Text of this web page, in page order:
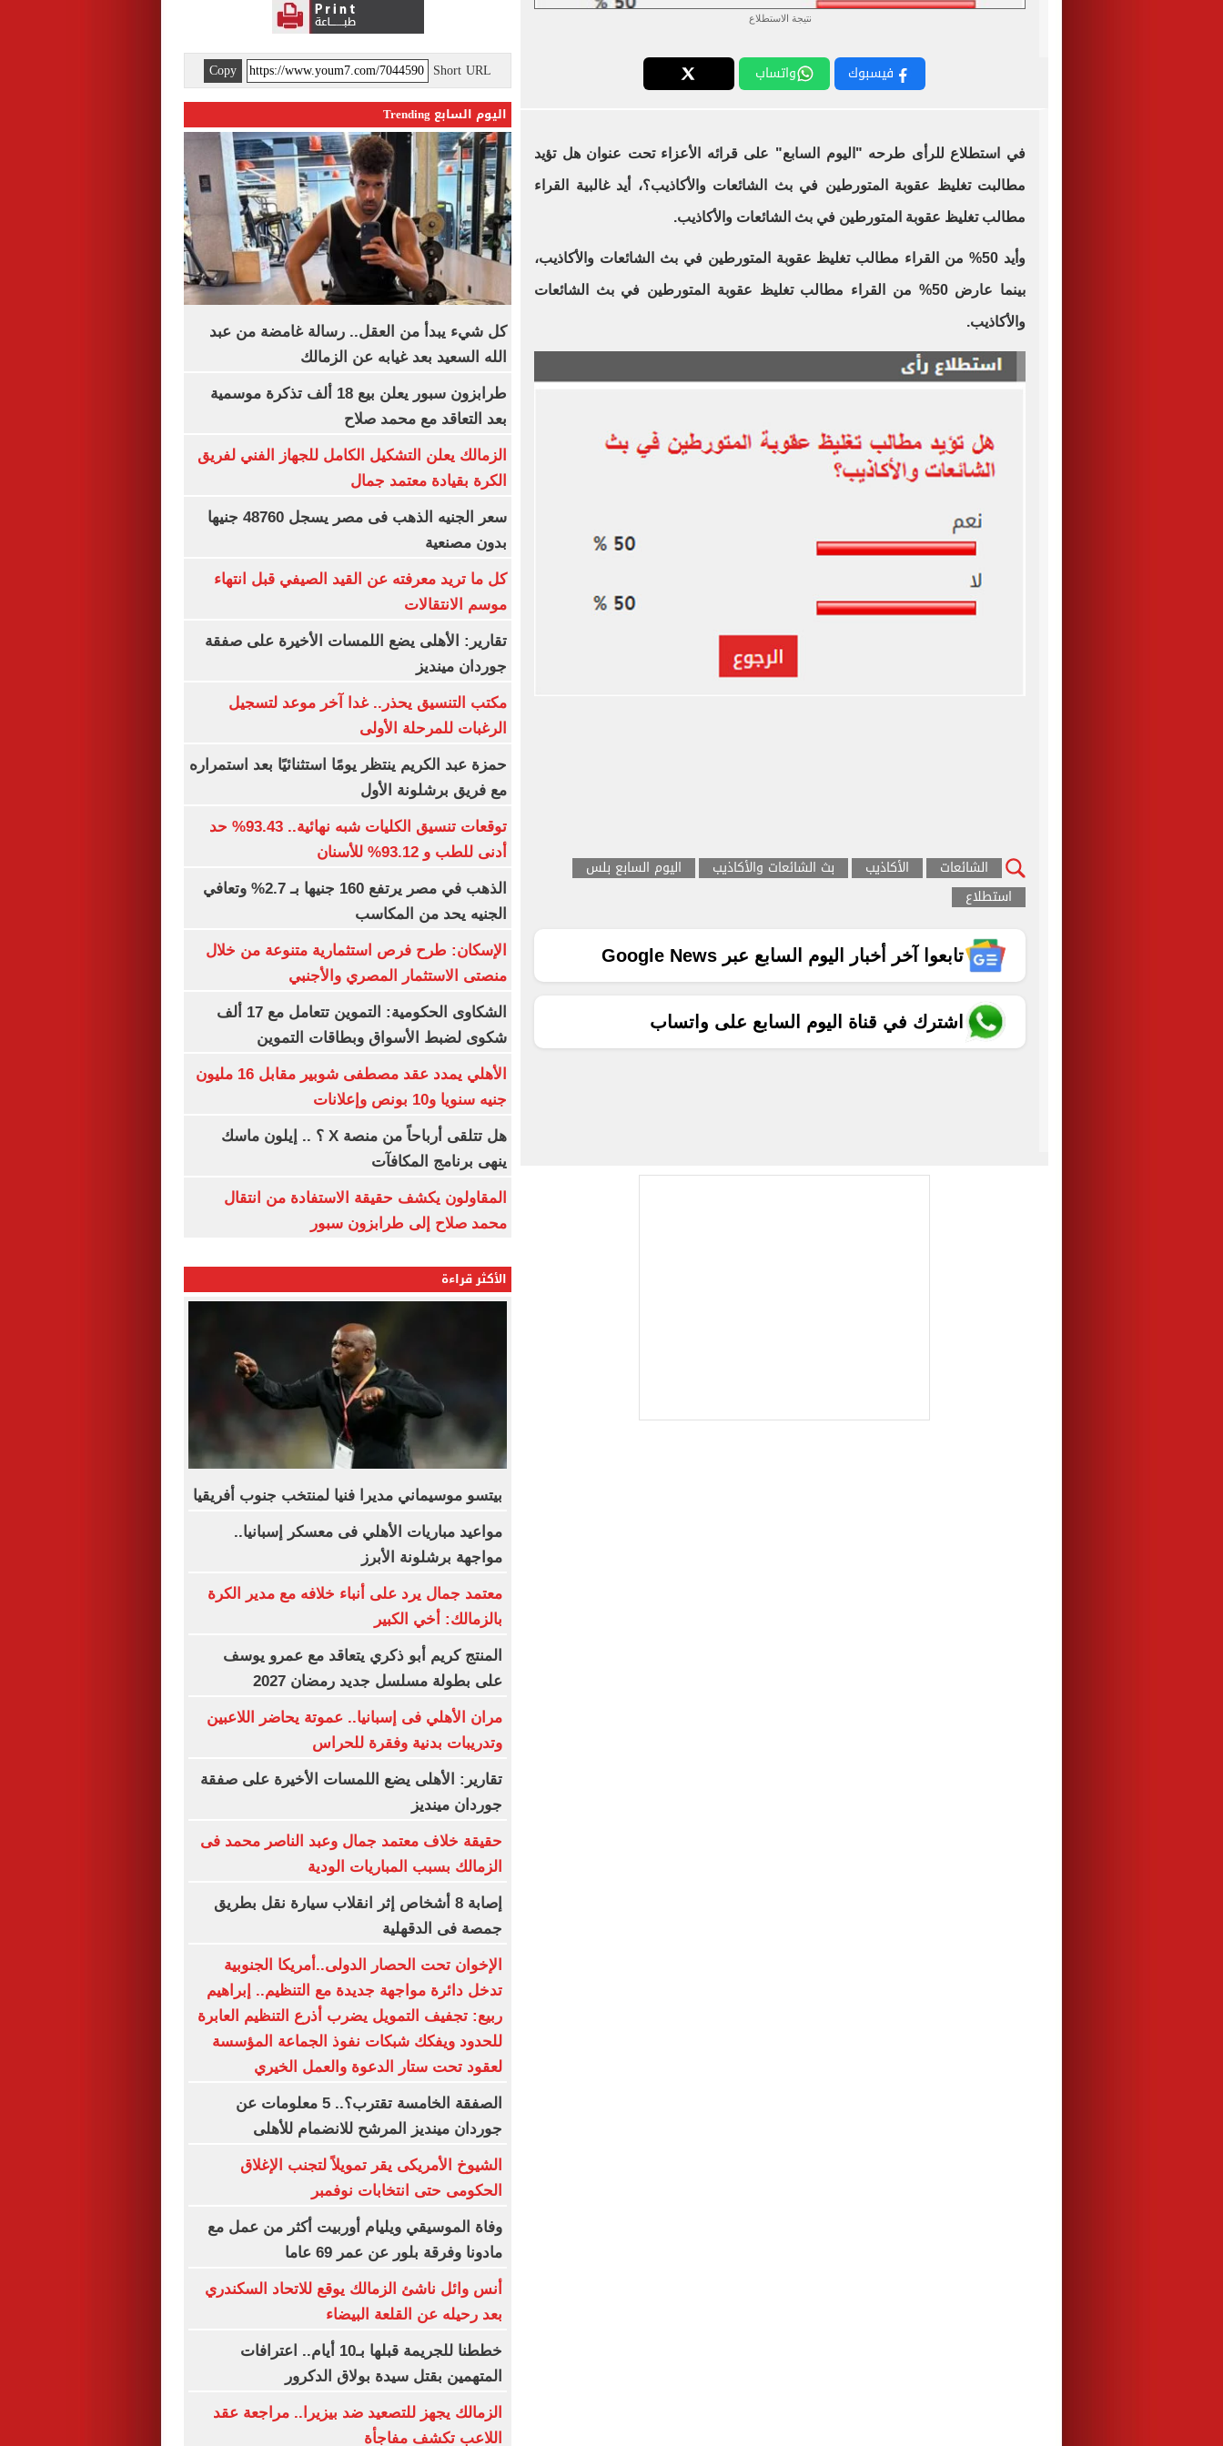
نتيجة الاستطلاع
فيسبوك واتساب
في استطلاع للرأى طرحه "اليوم السابع" على قرائه الأعزاء تحت عنوان هل تؤيد
مطالبت تغليظ عقوبة المتورطين في بث الشائعات والأكاذيب؟، أيد غالبية القراء
مطالب تغليظ عقوبة المتورطين في بث الشائعات والأكاذيب.
وأيد 50% من القراء مطالب تغليظ عقوبة المتورطين في بث الشائعات والأكاذيب،
بينما عارض 50% من القراء مطالب تغليظ عقوبة المتورطين في بث الشائعات
والأكاذيب.
الشائعات الأكاذيب بث الشائعات والأكاذيب
اليوم السابع بلس
استطلاع
تابعوا آخر أخبار اليوم السابع عبر Google News
اشترك في قناة اليوم السابع على واتساب
Short URL
Copy
اليوم السابع Trending
كل شيء يبدأ من العقل.. رسالة غامضة من عبد
الله السعيد بعد غيابه عن الزمالك
طرابزون سبور يعلن بيع 18 ألف تذكرة موسمية
بعد التعاقد مع محمد صلاح
الزمالك يعلن التشكيل الكامل للجهاز الفني لفريق
الكرة بقيادة معتمد جمال
سعر الجنيه الذهب فى مصر يسجل 48760 جنيها
بدون مصنعية
كل ما تريد معرفته عن القيد الصيفي قبل انتهاء
موسم الانتقالات
تقارير: الأهلى يضع اللمسات الأخيرة على صفقة
جوردان مينديز
مكتب التنسيق يحذر.. غدا آخر موعد لتسجيل
الرغبات للمرحلة الأولى
حمزة عبد الكريم ينتظر يومًا استثنائيًا بعد استمراره
مع فريق برشلونة الأول
توقعات تنسيق الكليات شبه نهائية.. 93.43% حد
أدنى للطب و 93.12% للأسنان
الذهب في مصر يرتفع 160 جنيها بـ 2.7% وتعافي
الجنيه يحد من المكاسب
الإسكان: طرح فرص استثمارية متنوعة من خلال
منصتى الاستثمار المصري والأجنبي
الشكاوى الحكومية: التموين تتعامل مع 17 ألف
شكوى لضبط الأسواق وبطاقات التموين
الأهلي يمدد عقد مصطفى شوبير مقابل 16 مليون
جنيه سنويا و10 بونص وإعلانات
هل تتلقى أرباحاً من منصة X ؟ .. إيلون ماسك
ينهى برنامج المكافآت
المقاولون يكشف حقيقة الاستفادة من انتقال
محمد صلاح إلى طرابزون سبور
الأكثر قراءة
بيتسو موسيماني مديرا فنيا لمنتخب جنوب أفريقيا
مواعيد مباريات الأهلي فى معسكر إسبانيا..
مواجهة برشلونة الأبرز
معتمد جمال يرد على أنباء خلافه مع مدير الكرة
بالزمالك: أخي الكبير
المنتج كريم أبو ذكري يتعاقد مع عمرو يوسف
على بطولة مسلسل جديد رمضان 2027
مران الأهلي فى إسبانيا.. عموتة يحاضر اللاعبين
وتدريبات بدنية وفقرة للحراس
تقارير: الأهلى يضع اللمسات الأخيرة على صفقة
جوردان مينديز
حقيقة خلاف معتمد جمال وعبد الناصر محمد فى
الزمالك بسبب المباريات الودية
إصابة 8 أشخاص إثر انقلاب سيارة نقل بطريق
جمصة فى الدقهلية
الإخوان تحت الحصار الدولى..أمريكا الجنوبية
تدخل دائرة مواجهة جديدة مع التنظيم.. إبراهيم
ربيع: تجفيف التمويل يضرب أذرع التنظيم العابرة
للحدود ويفكك شبكات نفوذ الجماعة المؤسسة
لعقود تحت ستار الدعوة والعمل الخيري
الصفقة الخامسة تقترب؟.. 5 معلومات عن
جوردان مينديز المرشح للانضمام للأهلى
الشيوخ الأمريكى يقر تمويلاً لتجنب الإغلاق
الحكومى حتى انتخابات نوفمبر
وفاة الموسيقي ويليام أوربيت أكثر من عمل مع
مادونا وفرقة بلور عن عمر 69 عاما
أنس وائل ناشئ الزمالك يوقع للاتحاد السكندري
بعد رحيله عن القلعة البيضاء
خططنا للجريمة قبلها بـ10 أيام.. اعترافات
المتهمين بقتل سيدة بولاق الدكرور
الزمالك يجهز للتصعيد ضد بيزيرا.. مراجعة عقد
اللاعب تكشف مفاجأة